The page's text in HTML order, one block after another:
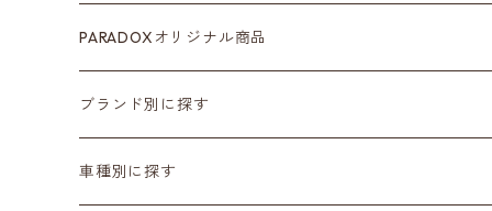
カラーシートベルト
カーボン
ステアリング
ホイール
サスペンション･車高調
ヘッドランプ
PARADOXオリジナル商品
ブランド別に探す
Adam’ｓ Polishes
車種別に探す